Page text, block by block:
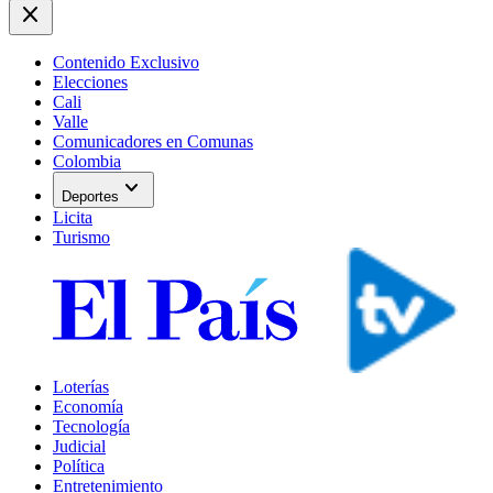
close
Contenido Exclusivo
Elecciones
Cali
Valle
Comunicadores en Comunas
Colombia
Deportes expand_more
Licita
Turismo
Loterías
Economía
Tecnología
Judicial
Política
Entretenimiento